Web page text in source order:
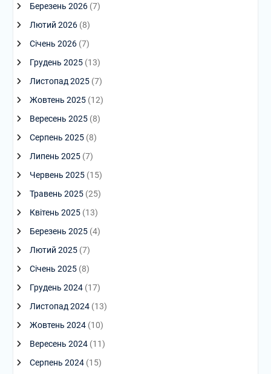
Березень 2026(7)
Лютий 2026(8)
Січень 2026(7)
Грудень 2025(13)
Листопад 2025(7)
Жовтень 2025(12)
Вересень 2025(8)
Серпень 2025(8)
Липень 2025(7)
Червень 2025(15)
Травень 2025(25)
Квітень 2025(13)
Березень 2025(4)
Лютий 2025(7)
Січень 2025(8)
Грудень 2024(17)
Листопад 2024(13)
Жовтень 2024(10)
Вересень 2024(11)
Серпень 2024(15)